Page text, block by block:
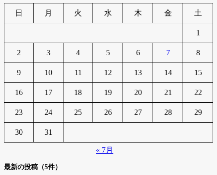
日 月 火 水 木 金 土
1
2 3 4 5 6 7 8
9 10 11 12 13 14 15
16 17 18 19 20 21 22
23 24 25 26 27 28 29
30 31
« 7月
最新の投稿（5件）